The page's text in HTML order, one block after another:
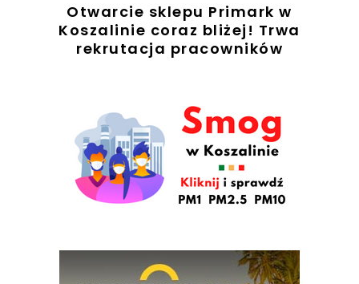
Otwarcie sklepu Primark w
Koszalinie coraz bliżej! Trwa
rekrutacja pracowników